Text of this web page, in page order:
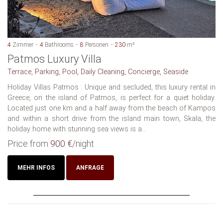
4 Zimmer 4 Bathrooms 8 Personen 230 m²
Patmos Luxury Villa
Terrace, Parking, Pool, Daily Cleaning, Concierge, Seaside
Holiday Villas Patmos : Unique and secluded, this luxury rental in
Greece, on the island of Patmos, is perfect for a quiet holiday.
Located just one km and a half away from the beach of Kampos
and within a short drive from the island main town, Skala, the
holiday home with stunning sea views is a...
Price from 900 €/night
MEHR INFOS ANFRAGE